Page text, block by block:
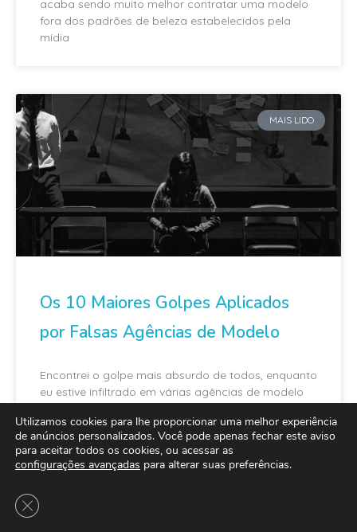
acaba sendo muito melhor contratar uma modelo
fora dos padrões de beleza estabelecidos pela
mídia
MAIS LIDO
Os 10 Maiores Golpes Aplicados
por Falsas Agências de Modelo
Encontrei o golpe mais absurdo de todos, enquanto
eu estive infiltrado em várias agências de modelo
Utilizamos cookies para lhe proporcionar uma melhor experiência
de anúncios personalizados. Você pode apenas fechar este aviso
para aceitar todos os cookies, ou acessar as
configurações avançadas para alterar suas preferências.
Close GDPR Cookie Banner